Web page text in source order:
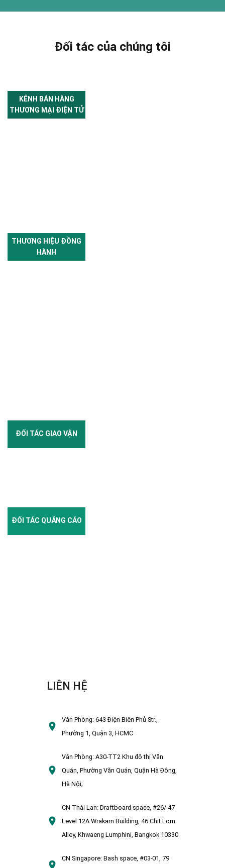
Đối tác của chúng tôi
KÊNH BÁN HÀNG
THƯƠNG MẠI ĐIỆN TỬ
THƯƠNG HIỆU ĐỒNG
HÀNH
ĐỐI TÁC GIAO VẬN
ĐỐI TÁC QUẢNG CÁO
LIÊN HỆ
Văn Phòng:643 Điện Biên Phủ Str.,
Phường 1, Quận 3, HCMC
Văn Phòng:A30-TT2 Khu đô thị Văn
Quán, Phường Văn Quán, Quận Hà Đông,
Hà Nội;
CN Thái Lan: Draftboard space, #26/-47
Level 12A Wrakarn Building, 46 Chit Lom
Alley, Khwaeng Lumphini, Bangkok 10330
CN Singapore: Bash space, #03-01, 79